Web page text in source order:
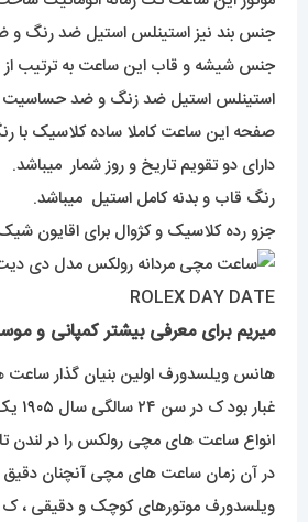
جنس بند نیز استینلس استیل ضد رنگ
جنس شیشه و قاب این ساعت به ترتیب از
استینلس استیل ضد زنگ و ضد حساسیت
صفحه این ساعت کاملا ساده کلاسیک
دارای دو تقویم تاریخ و روز شمار میباشد.
رنگ قاب و بدنه کامل استیل میباشد.
جزو رده کلاسیک و کژوال برای اقایون
میریم برای معرفی بیشتر کمپانی و
هانس ویلسدورف اولین بنیان گذار
غبار بود ک در سن ۲۴ سالگی سال
۱۹۰۵
انواع ساعت های مچی رولکس را در لندن
در آن زمان ساعت های مچی آنچنان دقیق
ویلسدورف موتورهای کوچک و دقیقی